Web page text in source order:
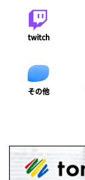
twitch
その他